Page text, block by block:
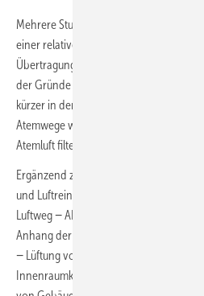
Mehrere Studien weisen darauf hin,
einer relativen Raumluftfeuchte von
Übertragungsrisiko für viele
der Gründe besteht darin, dass
kürzer in der Luft schweben. Zudem
Atemwege weniger aus, sodass sie
Atemluft filtern können.
Ergänzend zum
und Luftreinigung zur Reduktion des
Luftweg − AHA + Lüftung“ und in
Anhang der DIN EN 16798-1
− Lüftung von Gebäuden – Teil 1:
Innenraumklima zur Auslegung und